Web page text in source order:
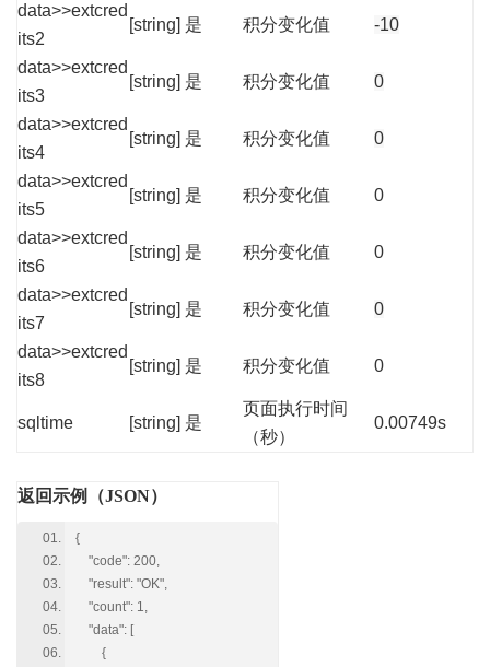
data>>extcred
its2
[string] 是 积分变化值 -10
data>>extcred
its3
[string] 是 积分变化值 0
data>>extcred
its4
[string] 是 积分变化值 0
data>>extcred
its5
[string] 是 积分变化值 0
data>>extcred
its6
[string] 是 积分变化值 0
data>>extcred
its7
[string] 是 积分变化值 0
data>>extcred
its8
[string] 是 积分变化值 0
sqltime [string] 是
页面执行时间
（秒）
0.00749s
返回示例（JSON）
{
"code": 200,
"result": "OK",
"count": 1,
"data": [
{